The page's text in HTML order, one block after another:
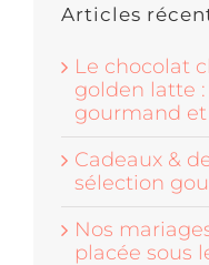
Articles
Le chocolat
golden latte
gourmand
Cadeaux &
sélection
Nos
placée sous